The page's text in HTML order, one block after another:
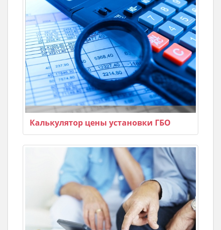
Калькулятор цены установки ГБО